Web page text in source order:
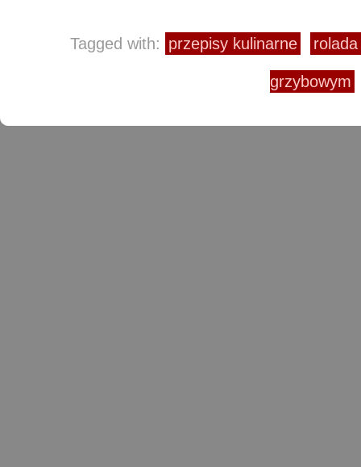
Tagged with: przepisy kulinarne
grzybowym